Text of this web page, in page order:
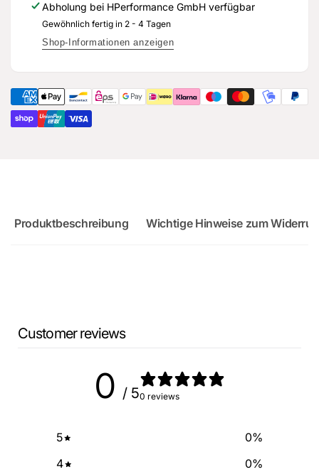
CB
-
Original
RS3
Sportback
035
CB
-
für
Audi
RS3
Sportback
Abholung bei HPerformance GmbH verfügbar
Gewöhnlich fertig in 2 - 4 Tagen
Shop-Informationen anzeigen
Produktbeschreibung Wichtige Hinweise zum
Customer reviews
0 / 50 reviews
5 0%
4
0%